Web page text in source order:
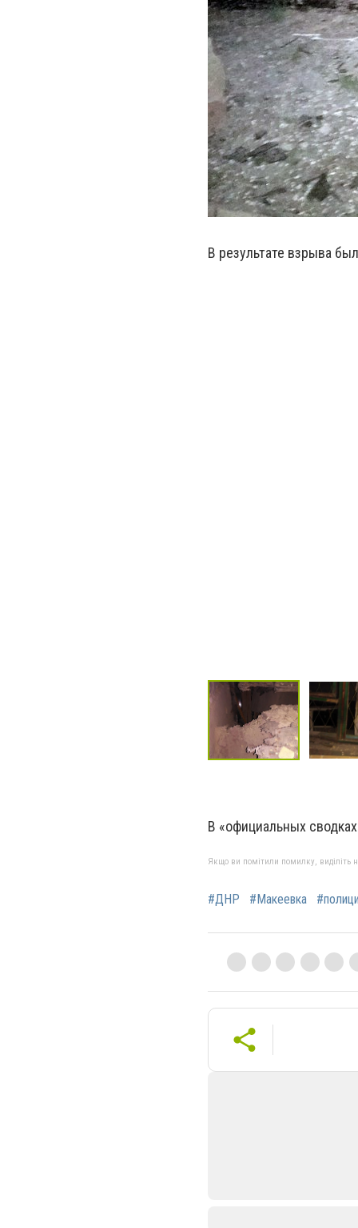
В результате взрыва
В «официальных
Якщо ви помітили помилку, виділіть
#ДНР #Макеевка